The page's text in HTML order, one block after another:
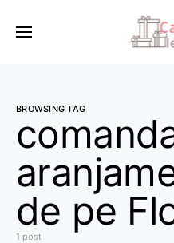
BROWSING TAG
de pe
1 post